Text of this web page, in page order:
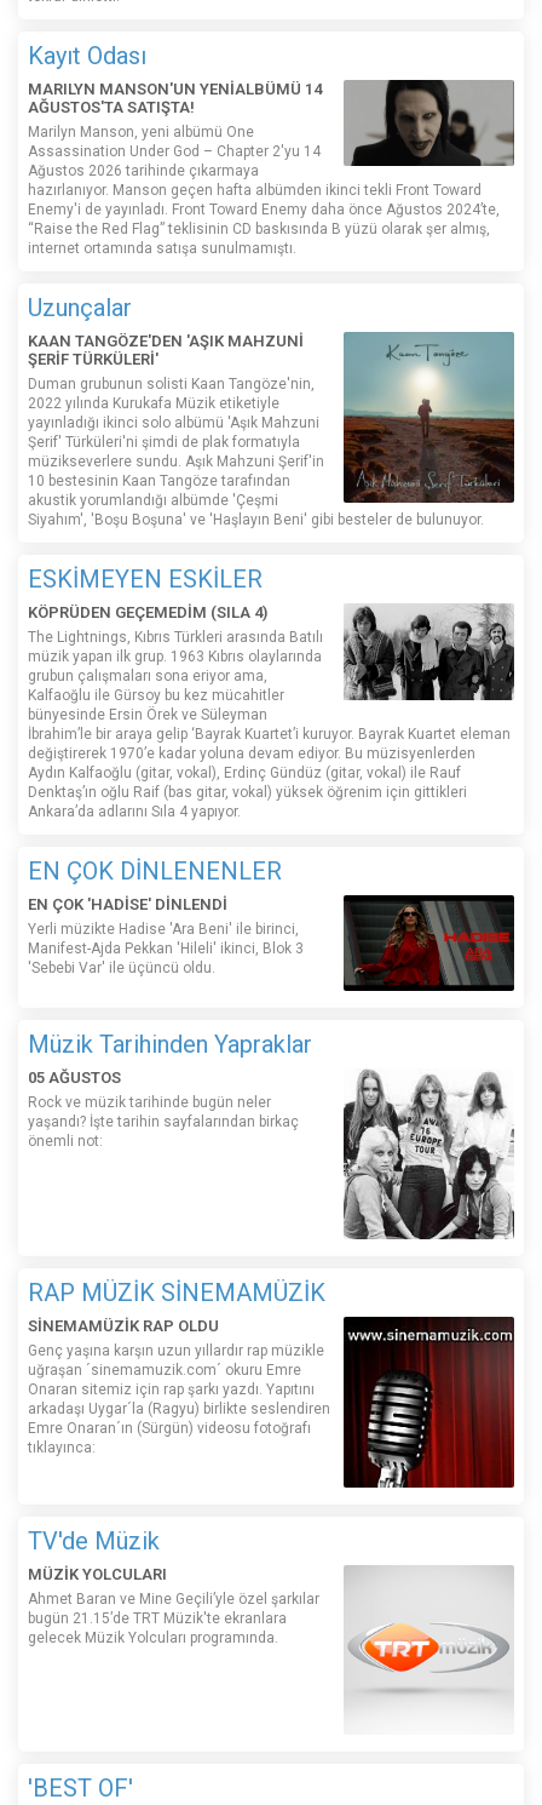
Kayıt Odası
MARILYN MANSON'UN YENİALBÜMÜ 14
AĞUSTOS'TA SATIŞTA!
Marilyn Manson, yeni albümü One
Assassination Under God – Chapter 2'yu 14
Ağustos 2026 tarihinde çıkarmaya
hazırlanıyor. Manson geçen hafta albümden ikinci tekli Front Toward
Enemy'i de yayınladı. Front Toward Enemy daha önce Ağustos 2024’te,
“Raise the Red Flag” teklisinin CD baskısında B yüzü olarak şer almış,
internet ortamında satışa sunulmamıştı.
Uzunçalar
KAAN TANGÖZE'DEN 'AŞIK MAHZUNİ
ŞERİF TÜRKÜLERİ'
Duman grubunun solisti Kaan Tangöze'nin,
2022 yılında Kurukafa Müzik etiketiyle
yayınladığı ikinci solo albümü 'Aşık Mahzuni
Şerif' Türküleri'ni şimdi de plak formatıyla
müzikseverlere sundu. Aşık Mahzuni Şerif'in
10 bestesinin Kaan Tangöze tarafından
akustik yorumlandığı albümde 'Çeşmi
Siyahım', 'Boşu Boşuna' ve 'Haşlayın Beni' gibi besteler de bulunuyor.
ESKİMEYEN ESKİLER
KÖPRÜDEN GEÇEMEDİM (SILA 4)
The Lightnings, Kıbrıs Türkleri arasında Batılı
müzik yapan ilk grup. 1963 Kıbrıs olaylarında
grubun çalışmaları sona eriyor ama,
Kalfaoğlu ile Gürsoy bu kez mücahitler
bünyesinde Ersin Örek ve Süleyman
İbrahim’le bir araya gelip ‘Bayrak Kuartet’i kuruyor. Bayrak Kuartet eleman
değiştirerek 1970’e kadar yoluna devam ediyor. Bu müzisyenlerden
Aydın Kalfaoğlu (gitar, vokal), Erdinç Gündüz (gitar, vokal) ile Rauf
Denktaş’ın oğlu Raif (bas gitar, vokal) yüksek öğrenim için gittikleri
Ankara’da adlarını Sıla 4 yapıyor.
EN ÇOK DİNLENENLER
EN ÇOK 'HADİSE' DİNLENDİ
Yerli müzikte Hadise 'Ara Beni' ile birinci,
Manifest-Ajda Pekkan 'Hileli' ikinci, Blok 3
'Sebebi Var' ile üçüncü oldu.
Müzik Tarihinden Yapraklar
05 AĞUSTOS
Rock ve müzik tarihinde bugün neler
yaşandı? İşte tarihin sayfalarından birkaç
önemli not:
RAP MÜZİK SİNEMAMÜZİK
SİNEMAMÜZİK RAP OLDU
Genç yaşına karşın uzun yıllardır rap müzikle
uğraşan ´sinemamuzik.com´ okuru Emre
Onaran sitemiz için rap şarkı yazdı. Yapıtını
arkadaşı Uygar´la (Ragyu) birlikte seslendiren
Emre Onaran´ın (Sürgün) videosu fotoğrafı
tıklayınca:
TV'de Müzik
MÜZİK YOLCULARI
Ahmet Baran ve Mine Geçili’yle özel şarkılar
bugün 21.15’de TRT Müzik'te ekranlara
gelecek Müzik Yolcuları programında.
'BEST OF'